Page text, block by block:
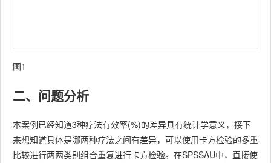
图1
二、问题分析
本案例已经知道3种疗法有效率(%)的差异具有统计学意义，接下
来想知道具体是哪两种疗法之间有差异，可以使用卡方检验的多重
比较进行两两类别组合重复进行卡方检验。在SPSSAU中，直接使